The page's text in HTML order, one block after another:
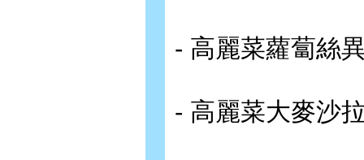
- 高麗菜蘿蔔絲
- 高麗菜大麥沙